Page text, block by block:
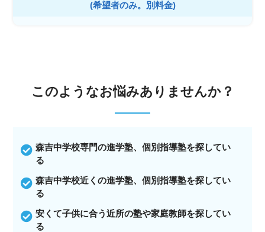
(希望者のみ。別料金)
このようなお悩みありませんか？
森吉中学校専門の進学塾、個別指導塾を探してい
る
森吉中学校近くの進学塾、個別指導塾を探してい
る
安くて子供に合う近所の塾や家庭教師を探してい
る